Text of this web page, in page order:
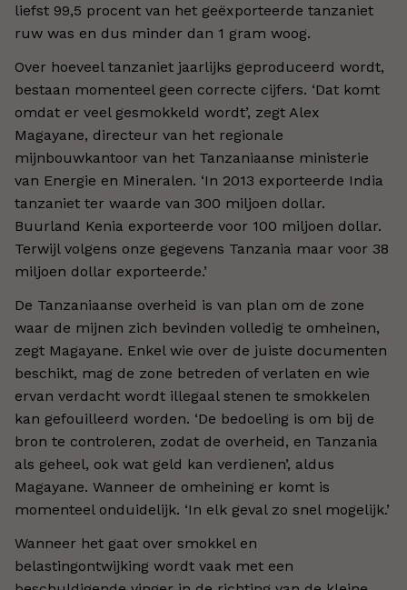
liefst 99,5 procent van het geëxporteerde tanzaniet
ruw was en dus minder dan 1 gram woog.
Over hoeveel tanzaniet jaarlijks geproduceerd wordt,
bestaan momenteel geen correcte cijfers. ‘Dat komt
omdat er veel gesmokkeld wordt’, zegt Alex
Magayane, directeur van het regionale
mijnbouwkantoor van het Tanzaniaanse ministerie
van Energie en Mineralen. ‘In 2013 exporteerde India
tanzaniet ter waarde van 300 miljoen dollar.
Buurland Kenia exporteerde voor 100 miljoen dollar.
Terwijl volgens onze gegevens Tanzania maar voor 38
miljoen dollar exporteerde.’
De Tanzaniaanse overheid is van plan om de zone
waar de mijnen zich bevinden volledig te omheinen,
zegt Magayane. Enkel wie over de juiste documenten
beschikt, mag de zone betreden of verlaten en wie
ervan verdacht wordt illegaal stenen te smokkelen
kan gefouilleerd worden. ‘De bedoeling is om bij de
bron te controleren, zodat de overheid, en Tanzania
als geheel, ook wat geld kan verdienen’, aldus
Magayane. Wanneer de omheining er komt is
momenteel onduidelijk. ‘In elk geval zo snel mogelijk.’
Wanneer het gaat over smokkel en
belastingontwijking wordt vaak met een